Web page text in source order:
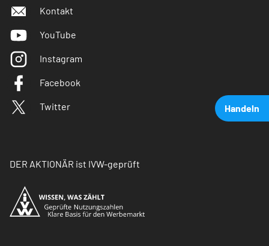
Handeln
Kontakt
YouTube
Instagram
Facebook
Twitter
DER AKTIONÄR ist IVW-geprüft